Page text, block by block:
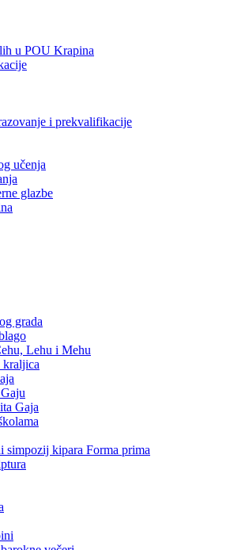
u POU Krapina
i prekvalifikacije
učenja
glazbe
grada
Lehu i Mehu
kraljica
Gaja
simpozij kipara Forma prima